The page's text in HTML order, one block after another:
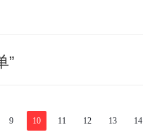
”
9 10 11 12 13 14